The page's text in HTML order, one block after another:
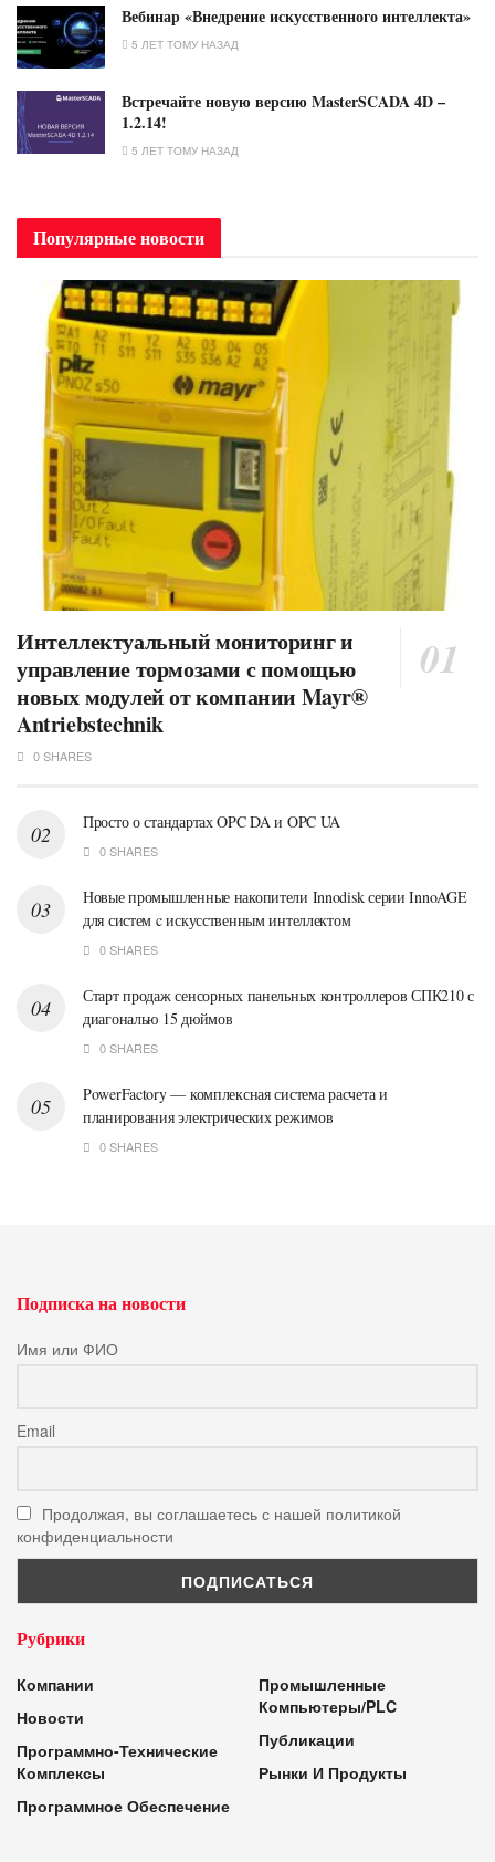
Вебинар «Внедрение искусственного интеллекта»
5 ЛЕТ ТОМУ НАЗАД
Встречайте новую версию MasterSCADA 4D –
1.2.14!
5 ЛЕТ ТОМУ НАЗАД
Популярные новости
Интеллектуальный мониторинг и
управление тормозами с помощью
новых модулей от компании Mayr®
Antriebstechnik
0 SHARES
Просто о стандартах OPC DA и OPC UA
0 SHARES
Новые промышленные накопители Innodisk серии InnoAGE
для систем c искусственным интеллектом
0 SHARES
Старт продаж сенсорных панельных контроллеров СПК210 с
диагональю 15 дюймов
0 SHARES
PowerFactory — комплексная система расчета и
планирования электрических режимов
0 SHARES
Подписка на новости
Имя или ФИО
Email
Продолжая, вы соглашаетесь с нашей политикой
конфиденциальности
Рубрики
Компании
Новости
Программно-Технические
Комплексы
Программное Обеспечение
Промышленные
Компьютеры/PLC
Публикации
Рынки И Продукты